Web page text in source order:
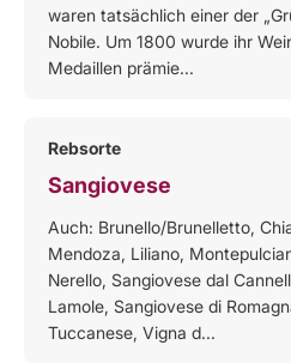
waren tatsächlich einer der
Nobile. Um 1800 wurde ihr
Medaillen prämie...
Rebsorte
Sangiovese
Auch: Brunello/Brunelletto,
Mendoza, Liliano,
Nerello, Sangiovese dal
Lamole, Sangiovese di
Tuccanese, Vigna d...